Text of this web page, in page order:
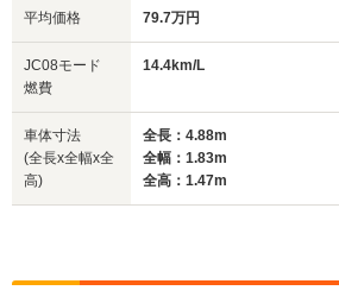
平均価格 79.7万円
JC08モード
燃費
14.4km/L
車体寸法
(全長x全幅x全
高)
全長：4.88m
全幅：1.83m
全高：1.47m